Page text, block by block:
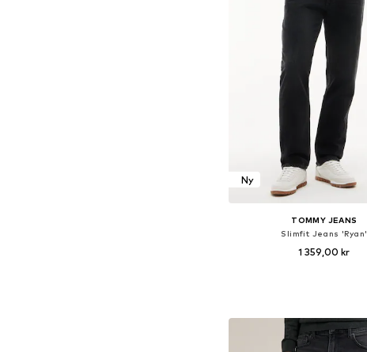
Ny
TOMMY JEANS
Slimfit Jeans 'Ryan'
1 359,00 kr